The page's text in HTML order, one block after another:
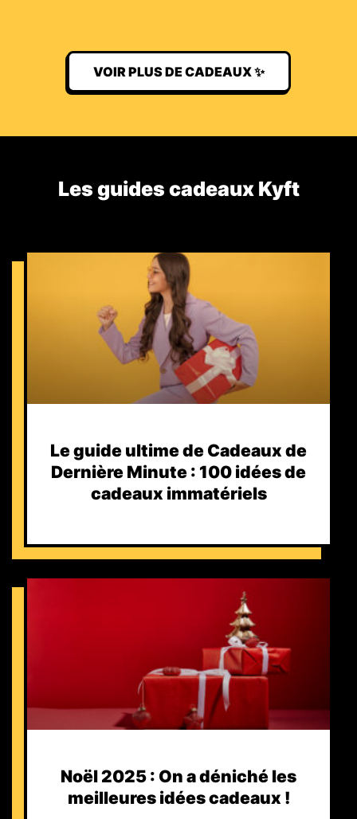
VOIR PLUS DE CADEAUX ✨
Les guides cadeaux Kyft​
Le guide ultime de Cadeaux de
Dernière Minute : 100 idées de
cadeaux immatériels
Noël 2025 : On a déniché les
meilleures idées cadeaux !